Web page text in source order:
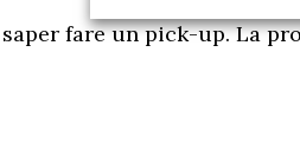
fare un pick-up. La